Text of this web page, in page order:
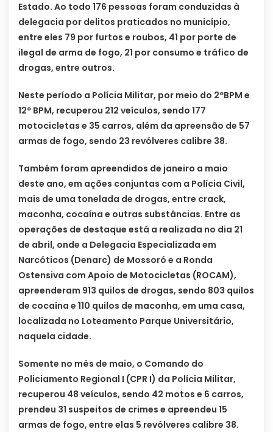
Estado. Ao todo 176 pessoas foram conduzidas à
delegacia por delitos praticados no município,
entre eles 79 por furtos e roubos, 41 por porte de
ilegal de arma de fogo, 21 por consumo e tráfico de
drogas, entre outros.
Neste período a Polícia Militar, por meio do 2ºBPM e
12º BPM, recuperou 212 veículos, sendo 177
motocicletas e 35 carros, além da apreensão de 57
armas de fogo, sendo 23 revólveres calibre 38.
Também foram apreendidos de janeiro a maio
deste ano, em ações conjuntas com a Polícia Civil,
mais de uma tonelada de drogas, entre crack,
maconha, cocaína e outras substâncias. Entre as
operações de destaque está a realizada no dia 21
de abril, onde a Delegacia Especializada em
Narcóticos (Denarc) de Mossoró e a Ronda
Ostensiva com Apoio de Motocicletas (ROCAM),
apreenderam 913 quilos de drogas, sendo 803 quilos
de cocaína e 110 quilos de maconha, em uma casa,
localizada no Loteamento Parque Universitário,
naquela cidade.
Somente no mês de maio, o Comando do
Policiamento Regional I (CPR I) da Polícia Militar,
recuperou 48 veículos, sendo 42 motos e 6 carros,
prendeu 31 suspeitos de crimes e apreendeu 15
armas de fogo, entre elas 5 revólveres calibre 38.